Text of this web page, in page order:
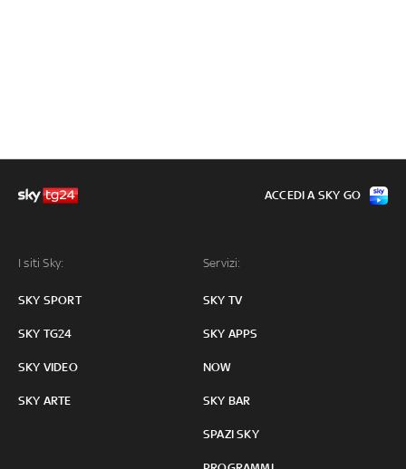
I siti Sky:
SKY SPORT
SKY TG24
SKY VIDEO
SKY ARTE
Servizi:
SKY TV
SKY APPS
NOW
SKY BAR
SPAZI SKY
ACCEDI A SKY GO